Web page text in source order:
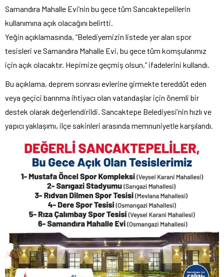
Samandıra Mahalle Evi’nin bu gece tüm Sancaktepelilerin
kullanımına açık olacağını belirtti.
Yeğin açıklamasında, “Belediyemizin listede yer alan spor
tesisleri ve Samandıra Mahalle Evi, bu gece tüm komşularımız
için açık olacaktır. Hepimize geçmiş olsun,” ifadelerini kullandı.
Bu açıklama, deprem sonrası evlerine girmekte tereddüt eden
veya geçici barınma ihtiyacı olan vatandaşlar için önemli bir
destek olarak değerlendirildi. Sancaktepe Belediyesi’nin hızlı ve
yapıcı yaklaşımı, ilçe sakinleri arasında memnuniyetle karşılandı.